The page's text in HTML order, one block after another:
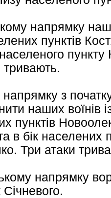
напрямку
пунктів
тривають.
з
наших воїнів
пунктів
в бік населених
Три атаки
напрямку